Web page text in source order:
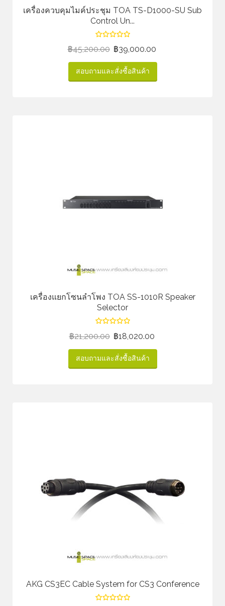
เครื่องควบคุมไมค์ประชุม TOA TS-D1000-SU Sub
Control Un...
฿45,200.00 ฿39,000.00
สอบถามและสั่งซื้อสินค้า
เครื่องแยกโซนลำโพง TOA SS-1010R Speaker
Selector
฿21,200.00 ฿18,020.00
สอบถามและสั่งซื้อสินค้า
AKG CS3EC Cable System for CS3 Conference